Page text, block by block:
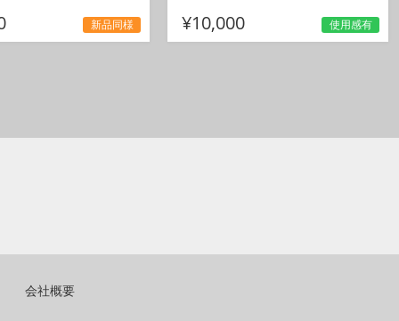
新品同様 ¥10,000 使用感有
会社概要